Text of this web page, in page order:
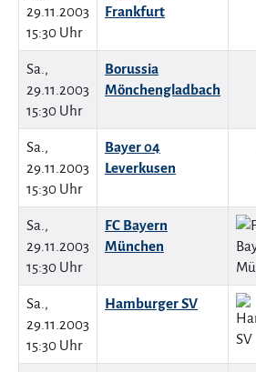
29.11.2003
15:30 Uhr
Frankfurt
Sa.,
29.11.2003
15:30 Uhr
Borussia
Mönchengladbach
Sa.,
29.11.2003
15:30 Uhr
Bayer 04
Leverkusen
Sa.,
29.11.2003
15:30 Uhr
FC Bayern
München
Sa.,
29.11.2003
15:30 Uhr
Hamburger SV